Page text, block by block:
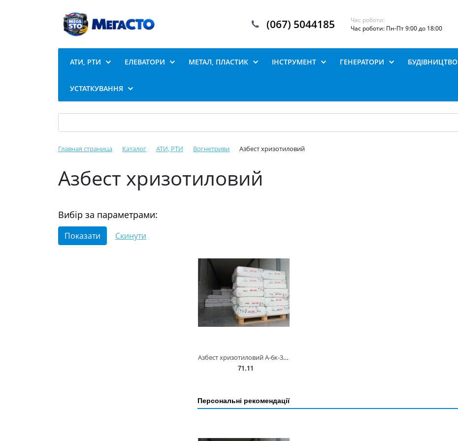
(067) 5044185
Час роботи:
Час роботи: Пн-Пт 9:00 до 18:00
АТИ, РТИ ЕЛЕВАТОРИ МЕТАЛ, ПЛАСТИК ІНСТРУМЕНТ ГЕНЕРАТОРИ БУДІВНИЦТВО
УСТАТКУВАННЯ
Главная страница Каталог АТИ, РТИ Вогнетриви Азбест хризотиловий
Азбест хризотиловий
Вибір за параметрами:
Азбест хризотиловий А-6к-30 ГОСТ 12871-2013 (50 кг)
71.11
Персональні рекомендації